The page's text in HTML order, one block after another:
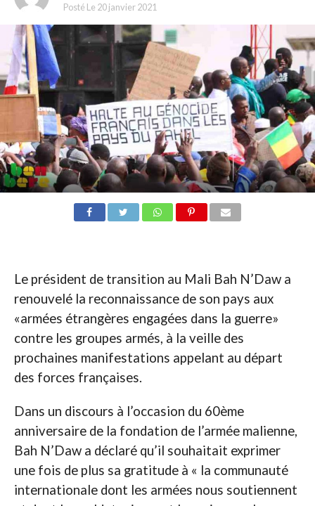
Posté Le 20 janvier 2021
Le président de transition au Mali Bah N’Daw a
renouvelé la reconnaissance de son pays aux
«armées étrangères engagées dans la guerre»
contre les groupes armés, à la veille des
prochaines manifestations appelant au départ
des forces françaises.
Dans un discours à l’occasion du 60ème
anniversaire de la fondation de l’armée malienne,
Bah N’Daw a déclaré qu’il souhaitait exprimer
une fois de plus sa gratitude à « la communauté
internationale dont les armées nous soutiennent